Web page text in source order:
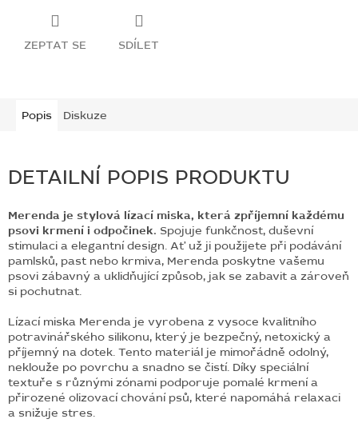
ZEPTAT SE SDÍLET
Popis Diskuze
DETAILNÍ POPIS PRODUKTU
Merenda je stylová lízací miska, která zpříjemní každému
psovi krmení i odpočinek. Spojuje funkčnost, duševní
stimulaci a elegantní design. Ať už ji použijete při podávání
pamlsků, past nebo krmiva, Merenda poskytne vašemu
psovi zábavný a uklidňující způsob, jak se zabavit a zároveň
si pochutnat.
Lízací miska Merenda je vyrobena z vysoce kvalitního
potravinářského silikonu, který je bezpečný, netoxický a
příjemný na dotek. Tento materiál je mimořádně odolný,
neklouže po povrchu a snadno se čistí. Díky speciální
textuře s různými zónami podporuje pomalé krmení a
přirozené olizovací chování psů, které napomáhá relaxaci
a snižuje stres.